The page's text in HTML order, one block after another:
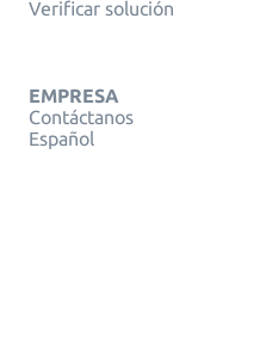
Verificar solución
EMPRESA
Contáctanos
Español